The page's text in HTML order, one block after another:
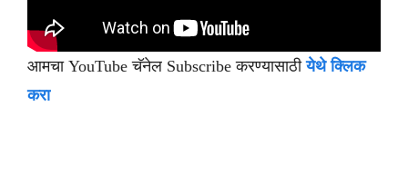
आमचा YouTube चॅनेल Subscribe करण्यासाठी येथे क्लिक
करा